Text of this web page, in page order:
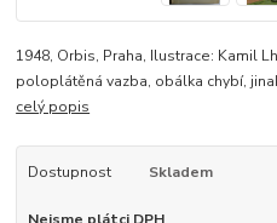
1948, Orbis, Praha, Ilustrace: Kamil
poloplátěná vazba, obálka chybí,
celý popis
Dostupnost Skladem